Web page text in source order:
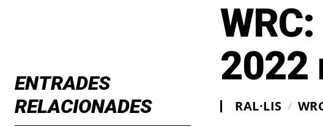
ENTRADES
RELACIONADES
2022
RAL·LIS